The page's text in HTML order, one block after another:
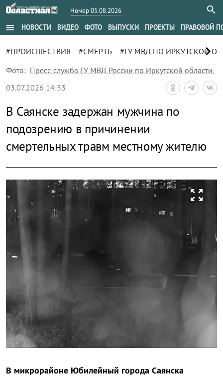
Номер 05.08.2026
menu НОВОСТИ ВИДЕО ФОТО ВЫПУСКИ ПРОЕКТЫ ПРАВОВОЙ
#ПРОИСШЕСТВИЯ #СМЕРТЬ #ГУ МВД ПО ИРКУТСКОЙ
chevron_right
Фото: Пресс-служба ГУ МВД России по Иркутской области,
03.07.2026 14:33
В Саянске задержан мужчина по
подозрению в причинении
смертельных травм местному жителю
zoom_out_map
В микрорайоне Юбилейный города Саянска